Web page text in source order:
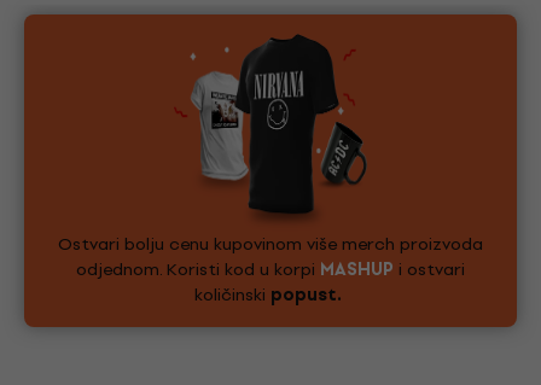
Ostvari bolju cenu kupovinom više merch proizvoda
odjednom. Koristi kod u korpi MASHUP i ostvari
količinski popust.